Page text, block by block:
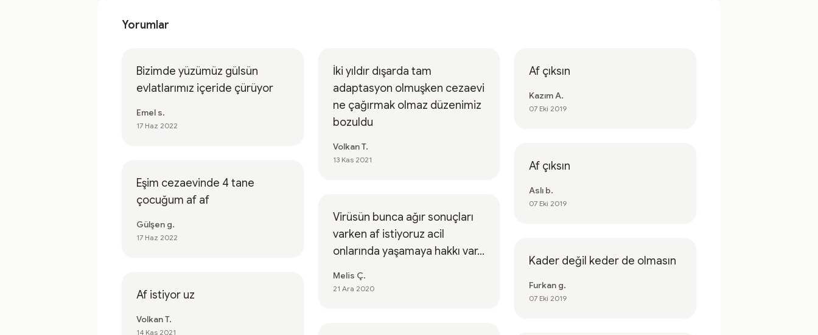
Yorumlar
Bizimde yüzümüz gülsün
evlatlarımız içeride çürüyor
Emel s.
17 Haz 2022
Eşim cezaevinde 4 tane
çocuğum af af
Gülşen g.
17 Haz 2022
Af istiyor uz
Volkan T.
14 Kas 2021
İki yıldır dışarda tam
adaptasyon olmuşken cezaevi
ne çağırmak olmaz düzenimiz
bozuldu
Volkan T.
13 Kas 2021
Virüsün bunca ağır sonuçları
varken af istiyoruz acil
onlarında yaşamaya hakkı var...
Melis Ç.
21 Ara 2020
Af çıksın
Kazım A.
07 Eki 2019
Af çıksın
Aslı b.
07 Eki 2019
Kader değil keder de olmasın
Furkan g.
07 Eki 2019